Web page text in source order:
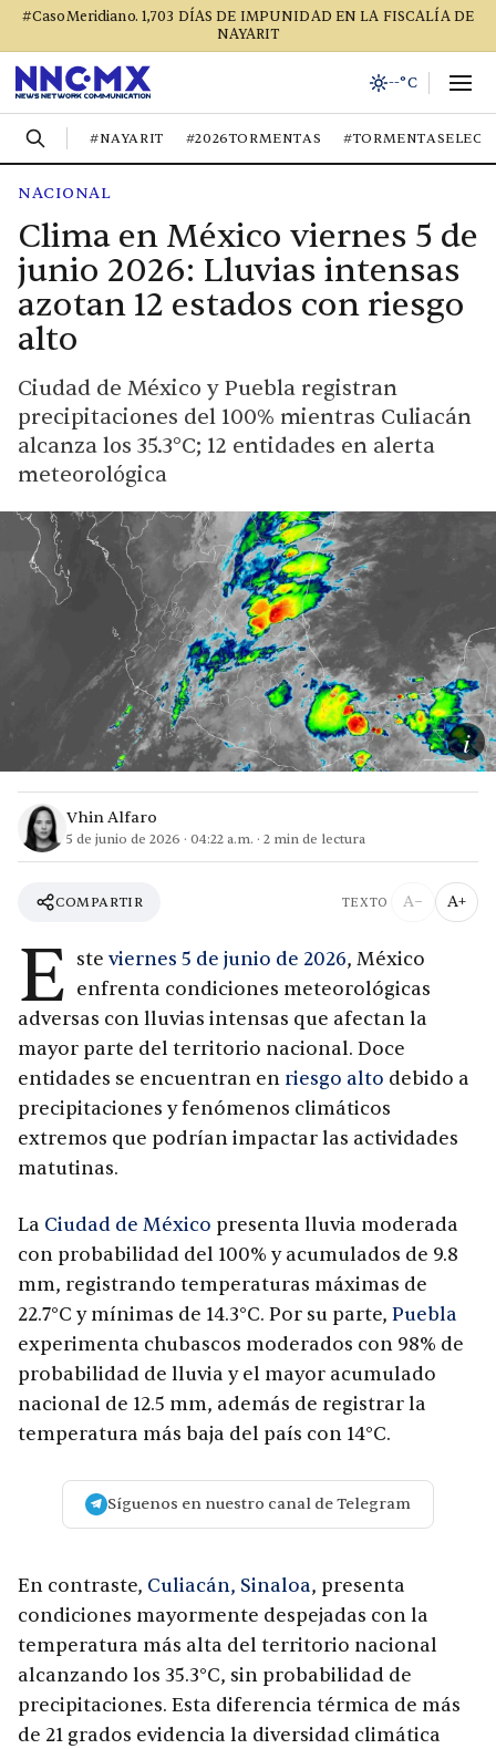
#CasoMeridiano. 1,703 DÍAS DE IMPUNIDAD EN LA FISCALÍA DE
NAYARIT
--°C
#NAYARIT #2026TORMENTAS
NACIONAL
Clima en México viernes 5 de
junio 2026: Lluvias intensas
azotan 12 estados con riesgo
alto
Ciudad de México y Puebla registran
precipitaciones del 100% mientras Culiacán
alcanza los 35.3°C; 12 entidades en alerta
meteorológica
i
Vhin Alfaro
5 de junio de 2026 · 04:22 a.m. · 2 min de lectura
COMPARTIR TEXTO A− A+
E ste viernes 5 de junio de 2026, México
enfrenta condiciones meteorológicas
adversas con lluvias intensas que afectan la
mayor parte del territorio nacional. Doce
entidades se encuentran en riesgo alto debido a
precipitaciones y fenómenos climáticos
extremos que podrían impactar las actividades
matutinas.
La Ciudad de México presenta lluvia moderada
con probabilidad del 100% y acumulados de 9.8
mm, registrando temperaturas máximas de
22.7°C y mínimas de 14.3°C. Por su parte, Puebla
experimenta chubascos moderados con 98% de
probabilidad de lluvia y el mayor acumulado
nacional de 12.5 mm, además de registrar la
temperatura más baja del país con 14°C.
Síguenos en nuestro canal de Telegram
En contraste, Culiacán, Sinaloa, presenta
condiciones mayormente despejadas con la
temperatura más alta del territorio nacional
alcanzando los 35.3°C, sin probabilidad de
precipitaciones. Esta diferencia térmica de más
de 21 grados evidencia la diversidad climática